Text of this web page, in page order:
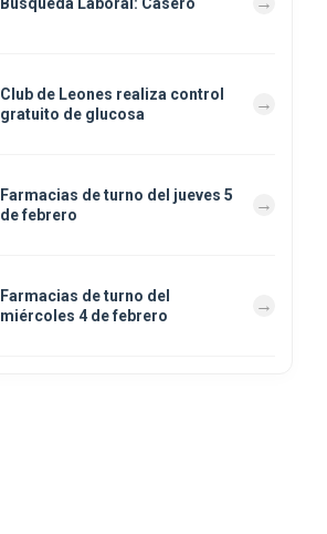
Club de Leones realiza control
gratuito de glucosa
Farmacias de turno del jueves 5
de febrero
Farmacias de turno del
miércoles 4 de febrero